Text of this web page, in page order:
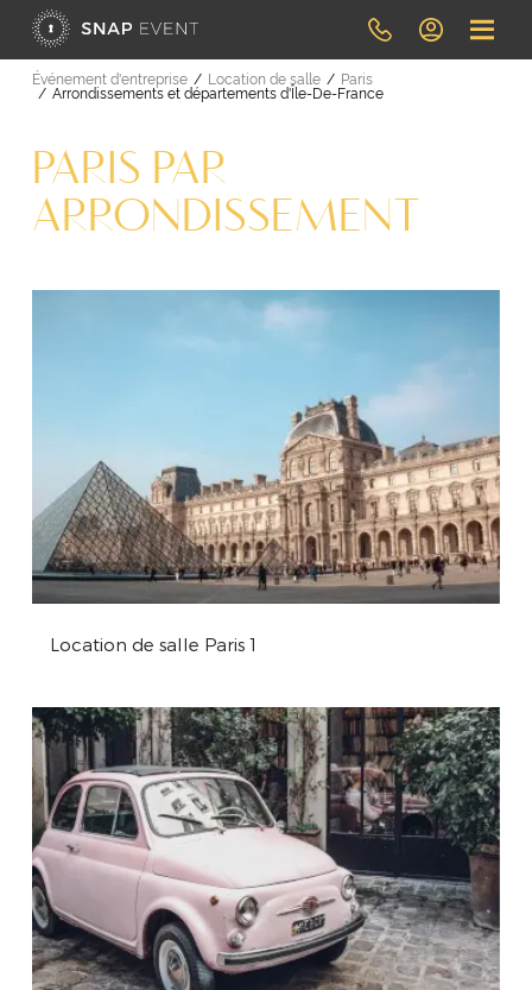
Événement d'entreprise Location de salle Paris
Arrondissements et départements d'Île-De-France
PARIS PAR
ARRONDISSEMENT
Location de salle Paris 1